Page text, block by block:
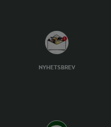
NYHETSBREV